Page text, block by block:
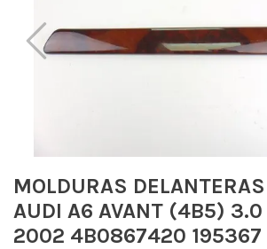
MOLDURAS DELANTERAS
AUDI A6 AVANT (4B5) 3.0
2002 4B0867420 195367